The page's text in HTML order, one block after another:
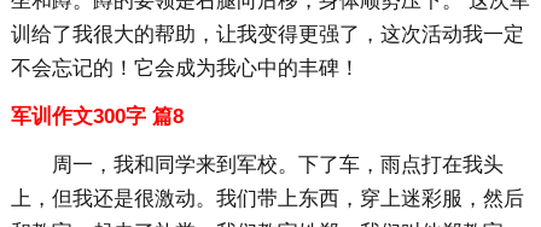
训给了我很大的帮助，让我变得更强了，这次活动我一定
不会忘记的！它会成为我心中的丰碑！
军训作文300字 篇8
周一，我和同学来到军校。下了车，雨点打在我头
上，但我还是很激动。我们带上东西，穿上迷彩服，然后